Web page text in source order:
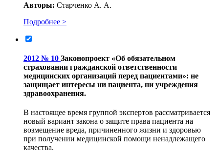
Авторы: Старченко А. А.
Подробнее >
2012 № 10 Законопроект «Об обязательном
страховании гражданской ответственности
медицинских организаций перед пациентами»: не
защищает интересы ни пациента, ни учреждения
здравоохранения.
В настоящее время группой экспертов рассматривается
новый вариант закона о защите права пациента на
возмещение вреда, причиненного жизни и здоровью
при получении медицинской помощи ненадлежащего
качества.